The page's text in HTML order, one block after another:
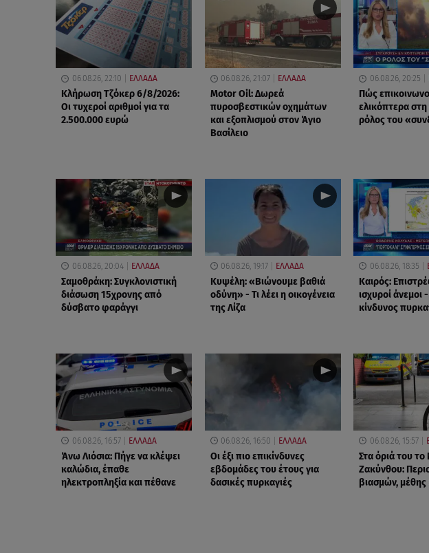
06.08.26, 22:10 ΕΛΛΑΔΑ
Κλήρωση Τζόκερ 6/8/2026:
Οι τυχεροί αριθμοί για τα
2.500.000 ευρώ
06.08.26, 21:07 ΕΛΛΑΔΑ
Motor Oil: Δωρεά
πυροσβεστικών οχημάτων
και εξοπλισμού στον Άγιο
Βασίλειο
06.08.26, 20:25
Πώς
ελικόπτερα
ρόλος του
06.08.26, 20:04 ΕΛΛΑΔΑ
Σαμοθράκη: Συγκλονιστική
διάσωση 15χρονης από
δύσβατο φαράγγι
06.08.26, 19:17 ΕΛΛΑΔΑ
Κυψέλη: «Βιώνουμε βαθιά
οδύνη» - Τι λέει η οικογένεια
της Λίζα
06.08.26, 18:35
Καιρός:
ισχυροί άνεμοι
κίνδυνος
06.08.26, 16:57 ΕΛΛΑΔΑ
Άνω Λιόσια: Πήγε να κλέψει
καλώδια, έπαθε
ηλεκτροπληξία και πέθανε
06.08.26, 16:50 ΕΛΛΑΔΑ
Οι έξι πιο επικίνδυνες
εβδομάδες του έτους για
δασικές πυρκαγιές
06.08.26, 15:57
Στα όριά του
Ζακύνθου:
βιασμών, μέθης